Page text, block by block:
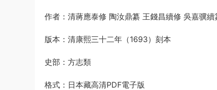
作者：清蔣應泰修 陶汝鼎纂 王錢昌續修 吳嘉骥續
版本：清康熙三十二年（1693）刻本
史部：方志類
格式：日本藏高清PDF電子版